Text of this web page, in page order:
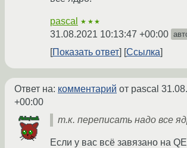
pascal ★★★
31.08.2021 10:13:47 +00:00
Показать ответ Ссылка
Ответ на: комментарий от pascal
+00:00
т.к. переписать надо все
Если у вас всё завязано на